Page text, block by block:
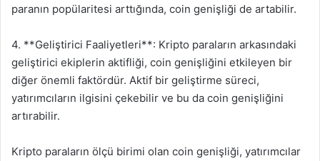
paranın popülaritesi arttığında, coin genişliği de artabilir.
4. **Geliştirici Faaliyetleri**: Kripto paraların arkasındaki
geliştirici ekiplerin aktifliği, coin genişliğini etkileyen bir
diğer önemli faktördür. Aktif bir geliştirme süreci,
yatırımcıların ilgisini çekebilir ve bu da coin genişliğini
artırabilir.
Kripto paraların ölçü birimi olan coin genişliği, yatırımcılar